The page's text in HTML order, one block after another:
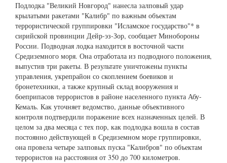
Подлодка "Великий Новгород" нанесла залповый удар
крылатыми ракетами "Калибр" по важным объектам
террористической группировки "Исламское государство"* в
сирийской провинции Дейр-эз-Зор, сообщает Минобороны
России. Подводная лодка находится в восточной части
Средиземного моря. Она отработала из подводного положения,
выпустив три ракеты. В результате уничтожены пункты
управления, укрепрайон со скоплением боевиков и
бронетехники, а также крупный склад вооружения и
боеприпасов террористов в районе населенного пункта Абу-
Кемаль. Как уточняет ведомство, данные объективного
контроля подтвердили поражение всех назначенных целей. В
целом за два месяца с тех пор, как подлодка вошла в состав
постоянно действующей в Средиземном море группировки,
она провела четыре залповых пуска "Калибров" по объектам
террористов на расстояния от 350 до 700 километров.